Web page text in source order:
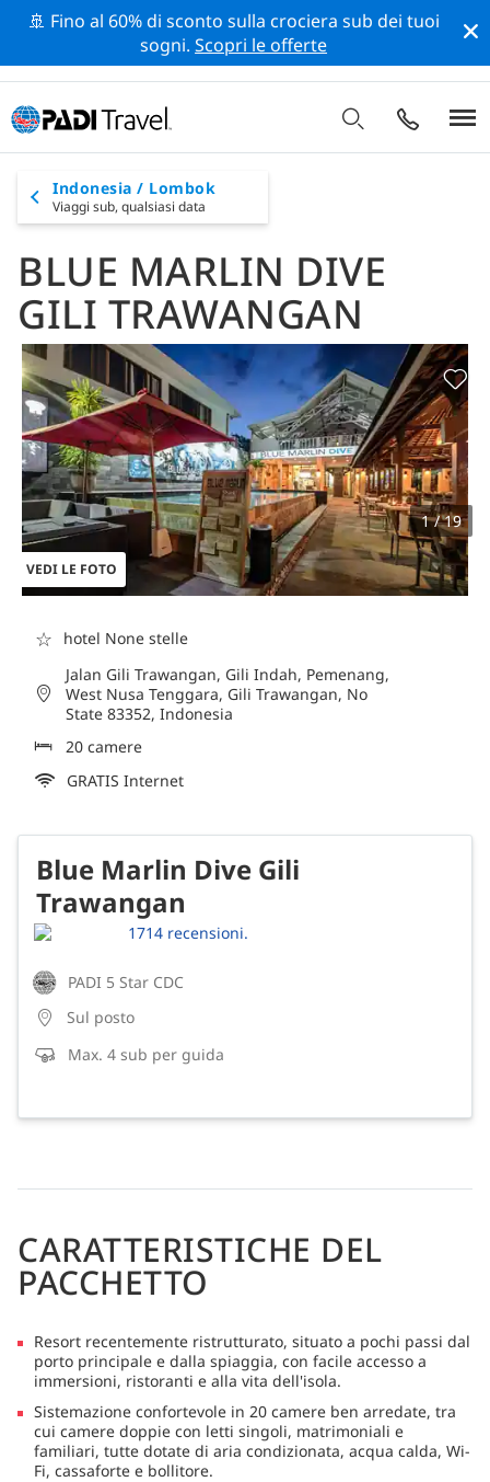
🚢 Fino al 60% di sconto sulla crociera sub dei tuoi
sogni.Scopri le offerte
Indonesia / Lombok
Viaggi sub, qualsiasi data
BLUE MARLIN DIVE
GILI TRAWANGAN
VEDI LE FOTO
1 / 19
☆
hotel None stelle
Jalan Gili Trawangan, Gili Indah, Pemenang,
West Nusa Tenggara, Gili Trawangan, No
State 83352, Indonesia
20 camere
GRATIS Internet
Blue Marlin Dive Gili
Trawangan
1714 recensioni.
PADI 5 Star CDC
Sul posto
Max. 4 sub per guida
CARATTERISTICHE DEL
PACCHETTO
Resort recentemente ristrutturato, situato a pochi passi dal
porto principale e dalla spiaggia, con facile accesso a
immersioni, ristoranti e alla vita dell'isola.
Sistemazione confortevole in 20 camere ben arredate, tra
cui camere doppie con letti singoli, matrimoniali e
familiari, tutte dotate di aria condizionata, acqua calda, Wi-
Fi, cassaforte e bollitore.